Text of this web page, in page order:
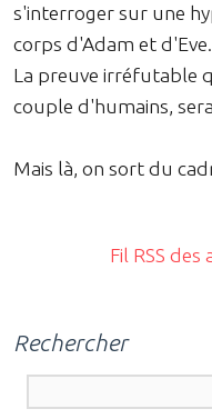
s'interroger sur une
corps d'Adam et d'Eve.
La preuve irréfutable
couple d'humains,
Mais là, on sort du
Fil RSS
Rechercher